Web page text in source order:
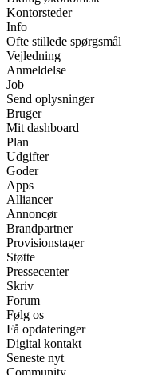
Kontorsteder
Info
Ofte stillede spørgsmål
Vejledning
Anmeldelse
Job
Send oplysninger
Bruger
Mit dashboard
Plan
Udgifter
Goder
Apps
Alliancer
Annoncør
Brandpartner
Provisionstager
Støtte
Pressecenter
Skriv
Forum
Følg os
Få opdateringer
Digital kontakt
Seneste nyt